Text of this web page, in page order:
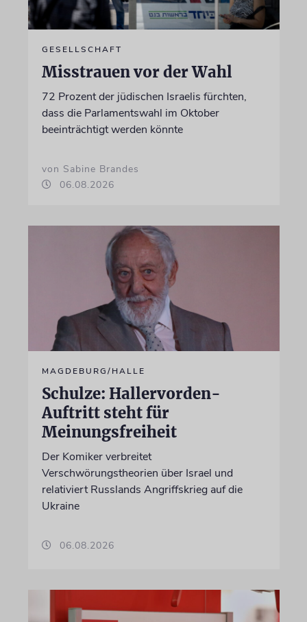
GESELLSCHAFT
Misstrauen vor der Wahl
72 Prozent der jüdischen Israelis fürchten,
dass die Parlamentswahl im Oktober
beeinträchtigt werden könnte
von Sabine Brandes
06.08.2026
MAGDEBURG/HALLE
Schulze: Hallervorden-
Auftritt steht für
Meinungsfreiheit
Der Komiker verbreitet
Verschwörungstheorien über Israel und
relativiert Russlands Angriffskrieg auf die
Ukraine
06.08.2026